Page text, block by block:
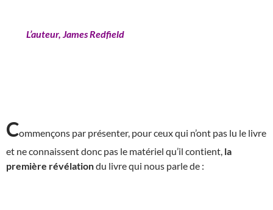
L’auteur, James Redfield
Commençons par présenter, pour ceux qui n’ont pas lu le livre
et ne connaissent donc pas le matériel qu’il contient, la
première révélationdu livre qui nous parle de :